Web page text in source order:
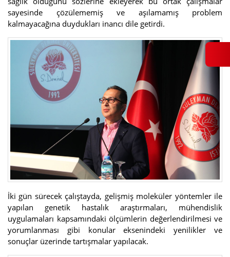
sayesinde çözülememiş ve aşılamamış problem
kalmayacağına duydukları inancı dile getirdi.
İki gün sürecek çalıştayda, gelişmiş moleküler yöntemler ile
yapılan genetik hastalık araştırmaları, mühendislik
uygulamaları kapsamındaki ölçümlerin değerlendirilmesi ve
yorumlanması gibi konular eksenindeki yenilikler ve
sonuçlar üzerinde tartışmalar yapılacak.